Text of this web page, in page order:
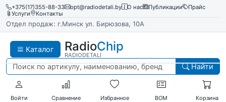
+375(17)355-88-33 opt@radiodetali.by О нас Публикации
Прайс
Услуги
Контакты
Отдел продаж: г.Минск ул. Бирюзова, 10А
Каталог RadioChip
RADIODETALI
Найти
Войти Сравнение Избранное BOM Корзина